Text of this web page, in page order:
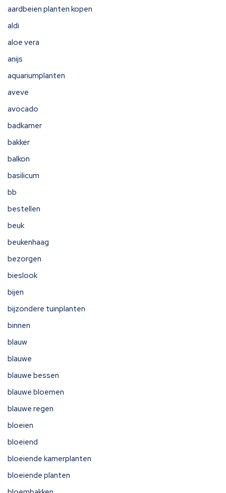
aardbeien planten kopen
aldi
aloe vera
anijs
aquariumplanten
aveve
avocado
badkamer
bakker
balkon
basilicum
bb
bestellen
beuk
beukenhaag
bezorgen
bieslook
bijen
bijzondere tuinplanten
binnen
blauw
blauwe
blauwe bessen
blauwe bloemen
blauwe regen
bloeien
bloeiend
bloeiende kamerplanten
bloeiende planten